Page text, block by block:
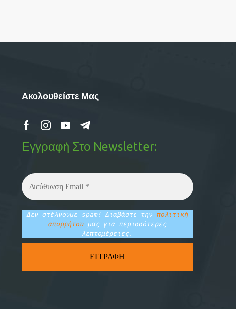
Ακολουθείστε Μας
Εγγραφή Στο Newsletter:
Δεν στέλνουμε spam! Διαβάστε την πολιτική
απορρήτουμας για περισσότερες
λεπτομέρειες.